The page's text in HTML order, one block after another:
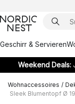
Geschirr & Servieren
Weekend Deals:
Wohnaccessoires /
Sleek Blumentopf Ø